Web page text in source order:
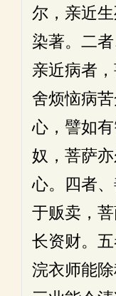
尔，亲近
染著。二
亲近病者
舍烦恼病
心，譬如
奴，菩萨
心。四者
于贩卖，
长资财。
浣衣师能